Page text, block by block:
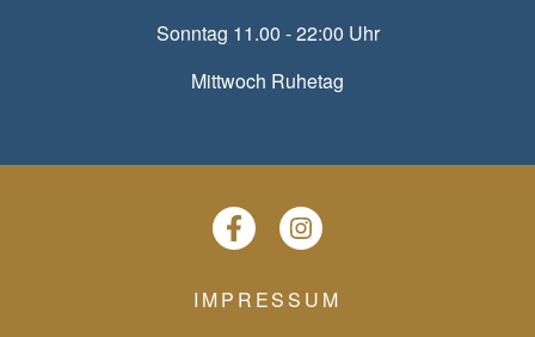
Sonntag 11.00 - 22:00 Uhr
Mittwoch Ruhetag
IMPRESSUM
FacebookInstagram